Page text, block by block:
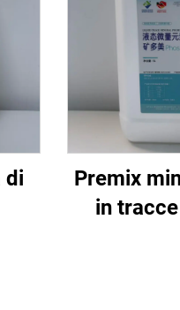
di
Premix
in